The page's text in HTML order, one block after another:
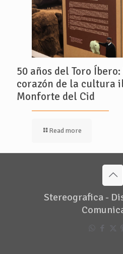
50 años del Toro
corazón de la cultura
Monforte del Cid
Read more
Stereografica -